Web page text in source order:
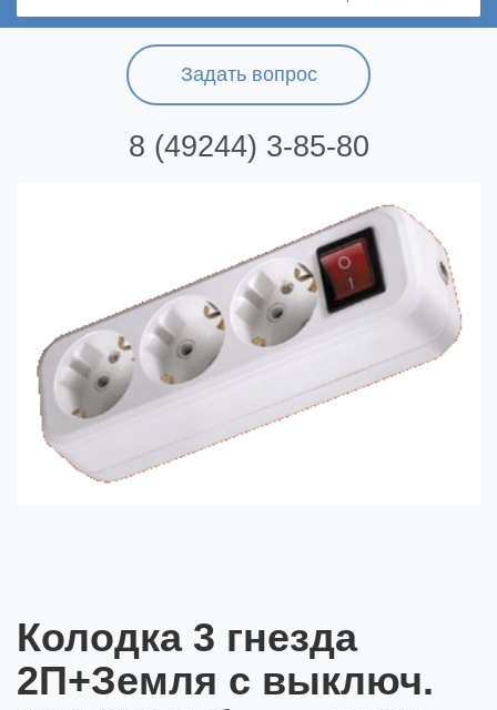
Задать вопрос
8 (49244) 3-85-80
Колодка 3 гнезда
2П+Земля с выключ.